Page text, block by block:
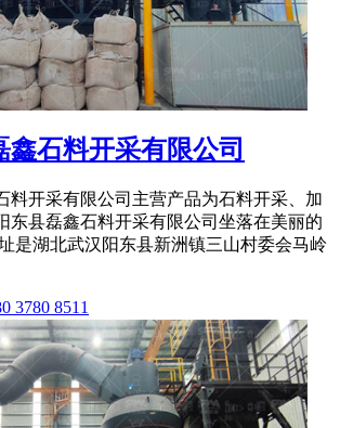
鑫石料开采有限公司
料开采有限公司主营产品为石料开采、加
东县磊鑫石料开采有限公司坐落在美丽的
是湖北武汉阳东县新洲镇三山村委会马岭
3780 8511